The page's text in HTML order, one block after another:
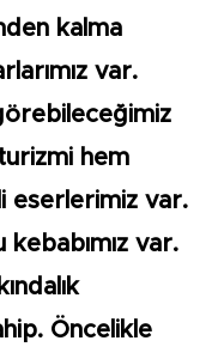
kalma
var.
hem
eserlerimiz var.
var.
Öncelikle